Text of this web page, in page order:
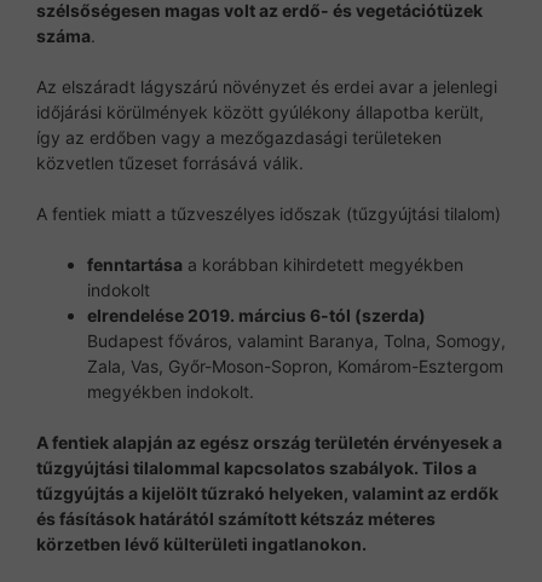
szélsőségesen magas volt az erdő- és vegetációtüzek
száma.
Az elszáradt lágyszárú növényzet és erdei avar a jelenlegi
időjárási körülmények között gyúlékony állapotba került,
így az erdőben vagy a mezőgazdasági területeken
közvetlen tűzeset forrásává válik.
A fentiek miatt a tűzveszélyes időszak (tűzgyújtási tilalom)
fenntartása a korábban kihirdetett megyékben
indokolt
elrendelése 2019. március 6-tól (szerda)
Budapest főváros, valamint Baranya, Tolna, Somogy,
Zala, Vas, Győr-Moson-Sopron, Komárom-Esztergom
megyékben indokolt.
A fentiek alapján az egész ország területén érvényesek a
tűzgyújtási tilalommal kapcsolatos szabályok. Tilos a
tűzgyújtás a kijelölt tűzrakó helyeken, valamint az erdők
és fásítások határától számított kétszáz méteres
körzetben lévő külterületi ingatlanokon.